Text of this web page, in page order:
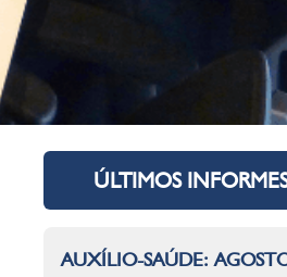
ÚLTIMOS
AUXÍLIO-SAÚDE: